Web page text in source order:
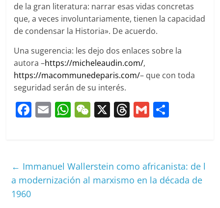
de la gran literatura: narrar esas vidas concretas
que, a veces involuntariamente, tienen la capacidad
de condensar la Historia». De acuerdo.
Una sugerencia: les dejo dos enlaces sobre la
autora –https://micheleaudin.com/,
https://macommunedeparis.com/– que con toda
seguridad serán de su interés.
F
b
o
E W
A
p
W
at
X T
d
s
G
ar
tir
← Immanuel Wallerstein como africanista: de l
a modernización al marxismo en la década de
1960